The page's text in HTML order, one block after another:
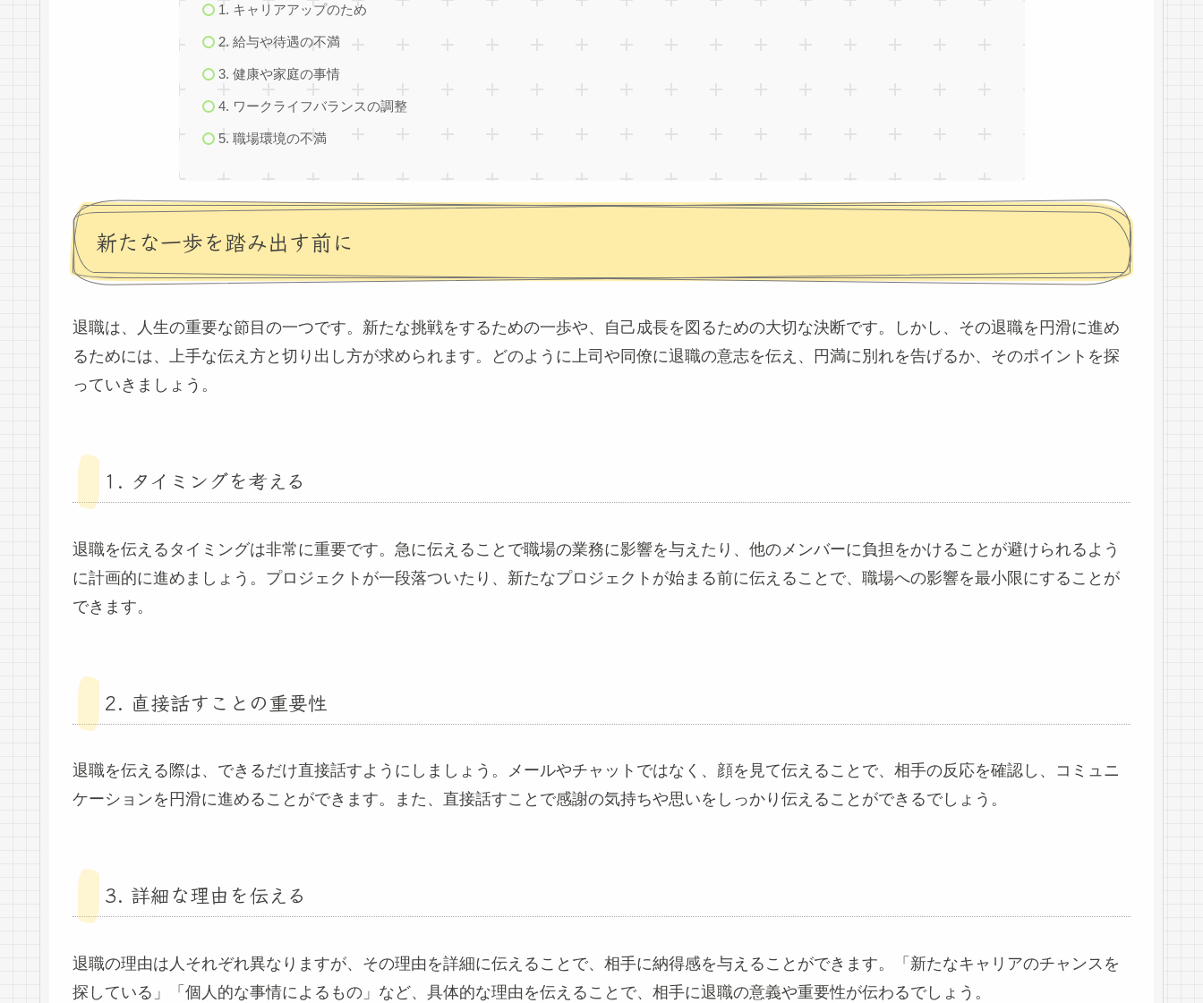
1. キャリアアップのため
2. 給与や待遇の不満
3. 健康や家庭の事情
4. ワークライフバランスの調整
5. 職場環境の不満
新たな一歩を踏み出す前に
退職は、人生の重要な節目の一つです。新たな挑戦をするための一歩や、自己成長を図るための大切な決断です。しかし、その退職を円滑に進め
るためには、上手な伝え方と切り出し方が求められます。どのように上司や同僚に退職の意志を伝え、円満に別れを告げるか、そのポイントを探
っていきましょう。
1. タイミングを考える
退職を伝えるタイミングは非常に重要です。急に伝えることで職場の業務に影響を与えたり、他のメンバーに負担をかけることが避けられるよう
に計画的に進めましょう。プロジェクトが一段落ついたり、新たなプロジェクトが始まる前に伝えることで、職場への影響を最小限にすることが
できます。
2. 直接話すことの重要性
退職を伝える際は、できるだけ直接話すようにしましょう。メールやチャットではなく、顔を見て伝えることで、相手の反応を確認し、コミュニ
ケーションを円滑に進めることができます。また、直接話すことで感謝の気持ちや思いをしっかり伝えることができるでしょう。
3. 詳細な理由を伝える
退職の理由は人それぞれ異なりますが、その理由を詳細に伝えることで、相手に納得感を与えることができます。「新たなキャリアのチャンスを
探している」「個人的な事情によるもの」など、具体的な理由を伝えることで、相手に退職の意義や重要性が伝わるでしょう。